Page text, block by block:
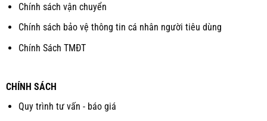
Chính sách vận chuyển
Chính sách bảo vệ thông tin cá nhân người tiêu dùng
Chính Sách TMĐT
CHÍNH SÁCH
Quy trình tư vấn - báo giá